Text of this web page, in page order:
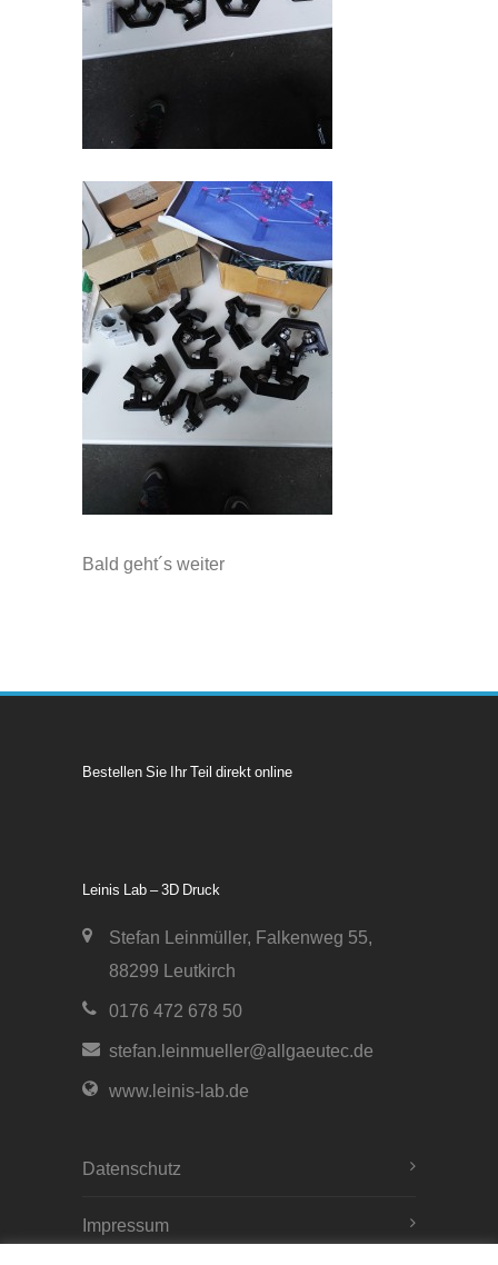
Bald geht´s weiter
Bestellen Sie Ihr Teil direkt online
Leinis Lab – 3D Druck
Stefan Leinmüller, Falkenweg 55,
88299 Leutkirch
0176 472 678 50
stefan.leinmueller@allgaeutec.de
www.leinis-lab.de
Datenschutz
Impressum